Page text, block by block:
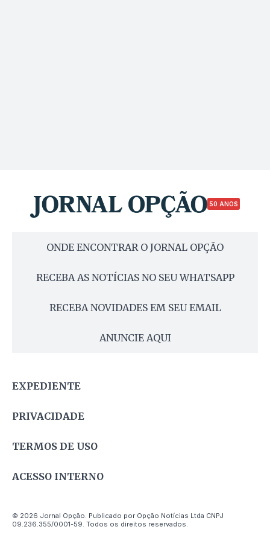
50 ANOS
ONDE ENCONTRAR O JORNAL OPÇÃO
RECEBA AS NOTÍCIAS NO SEU WHATSAPP
RECEBA NOVIDADES EM SEU EMAIL
ANUNCIE AQUI
EXPEDIENTE
PRIVACIDADE
TERMOS DE USO
ACESSO INTERNO
© 2026 Jornal Opção. Publicado por Opção Notícias Ltda CNPJ
09.236.355/0001-59. Todos os direitos reservados.